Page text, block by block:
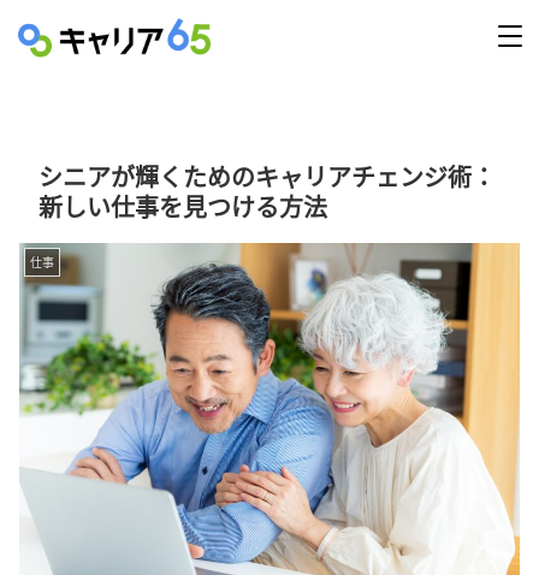
シニアが輝くためのキャリアチェンジ術：
新しい仕事を見つける方法
仕事